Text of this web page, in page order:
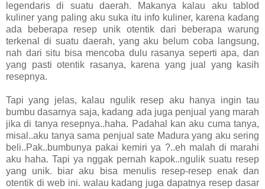
legendaris di suatu daerah. Makanya kalau aku tablod
kuliner yang paling aku suka itu info kuliner, karena kadang
ada beberapa resep unik otentik dari beberapa warung
terkenal di suatu daerah, yang aku belum coba langsung,
nah dari situ bisa mencoba dulu rasanya seperti apa, dan
yang pasti otentik rasanya, karena yang jual yang kasih
resepnya.
Tapi yang jelas, kalau ngulik resep aku hanya ingin tau
bumbu dasarnya saja, kadang ada juga penjual yang marah
jika di tanya resepnya..haha. Padahal kan aku cuma tanya,
misal..aku tanya sama penjual sate Madura yang aku sering
beli..Pak..bumbunya pakai kemiri ya ?..eh malah di marahi
aku haha. Tapi ya nggak pernah kapok..ngulik suatu resep
yang unik. biar aku bisa menulis resep-resep enak dan
otentik di web ini. walau kadang juga dapatnya resep dasar